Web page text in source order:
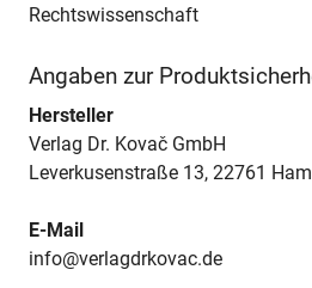
Rechtswissenschaft
Angaben zur
Hersteller
Verlag Dr. Kovač GmbH
Leverkusenstraße 13, 22761
E-Mail
info@verlagdrkovac.de